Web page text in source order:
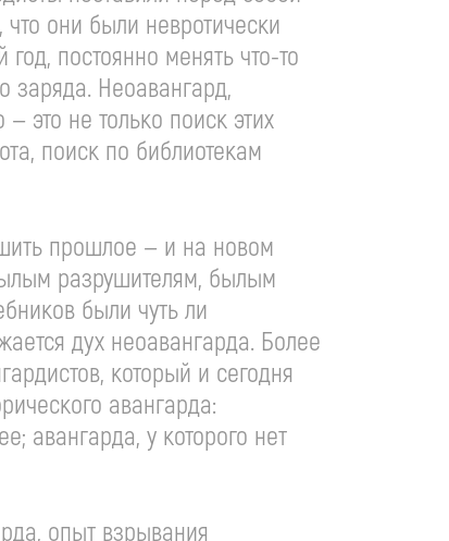
они были невротически
постоянно менять что-то
заряда. Неоавангард,
это не только поиск этих
поиск по библиотекам
прошлое — и на новом
разрушителям, былым
были чуть ли
дух неоавангарда. Более
который и сегодня
авангарда:
авангарда, у которого нет
опыт взрывания